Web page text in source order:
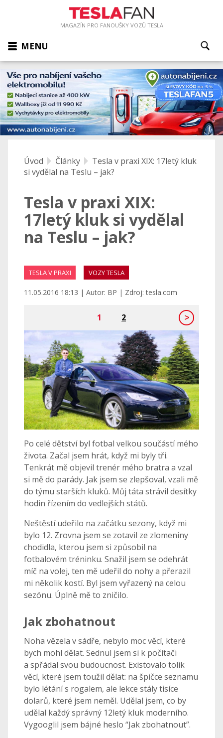
MAGAZÍN PRO FANOUŠKY VOZŮ TESLA
MENU
Úvod Články
Tesla v praxi XIX: 17letý kluk
si vydělal na Teslu – jak?
Tesla v praxi XIX:
17letý kluk si vydělal
na Teslu – jak?
TESLA V PRAXI VOZY TESLA
11.05.2016 18:13 | Autor: BP | Zdroj: tesla.com
1 2
Po celé dětství byl fotbal velkou součástí mého
života. Začal jsem hrát, když mi byly tři.
Tenkrát mě objevil trenér mého bratra a vzal
si mě do parády. Jak jsem se zlepšoval, vzali mě
do týmu starších kluků. Můj táta strávil desítky
hodin řízením do vedlejších států.
Neštěstí udeřilo na začátku sezony, když mi
bylo 12. Zrovna jsem se zotavil ze zlomeniny
chodidla, kterou jsem si způsobil na
fotbalovém tréninku. Snažil jsem se odehrát
míč na volej, ten mě udeřil do nohy a přerazil
mi několik kostí. Byl jsem vyřazený na celou
sezónu. Úplně mě to zničilo.
Jak zbohatnout
Noha vězela v sádře, nebylo moc věcí, které
bych mohl dělat. Sednul jsem si k počítači
a spřádal svou budoucnost. Existovalo tolik
věcí, které jsem toužil dělat: na špičce seznamu
bylo létání s rogalem, ale lekce stály tisíce
dolarů, které jsem neměl. Udělal jsem, co by
udělal každý správný 12letý kluk moderního.
Vygooglil jsem bájné heslo “Jak zbohatnout”.